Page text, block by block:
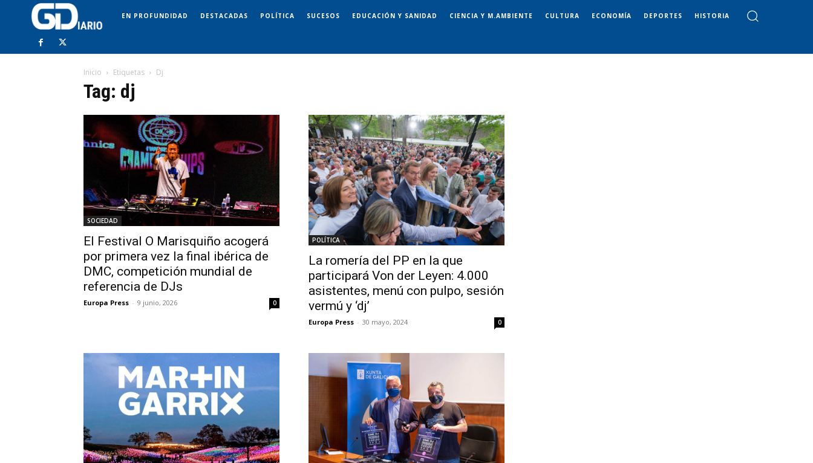
EN PROFUNDIDAD DESTACADAS POLÍTICA SUCESOS EDUCACIÓN Y SANIDAD CIENCIA Y M.AMBIENTE CULTURA ECONOMÍA DEPORTES HISTORIA
Inicio Etiquetas Dj
Tag: dj
SOCIEDAD
El Festival O Marisquiño acogerá
por primera vez la final ibérica de
DMC, competición mundial de
referencia de DJs
Europa Press - 9 junio, 2026 0
POLÍTICA
La romería del PP en la que
participará Von der Leyen: 4.000
asistentes, menú con pulpo, sesión
vermú y ‘dj’
Europa Press - 30 mayo, 2024 0